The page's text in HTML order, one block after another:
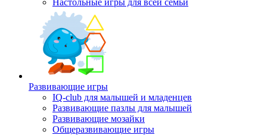
Настольные игры для всей семьи
Развивающие игры
IQ-club для малышей и младенцев
Развивающие пазлы для малышей
Развивающие мозайки
Общеразвивающие игры